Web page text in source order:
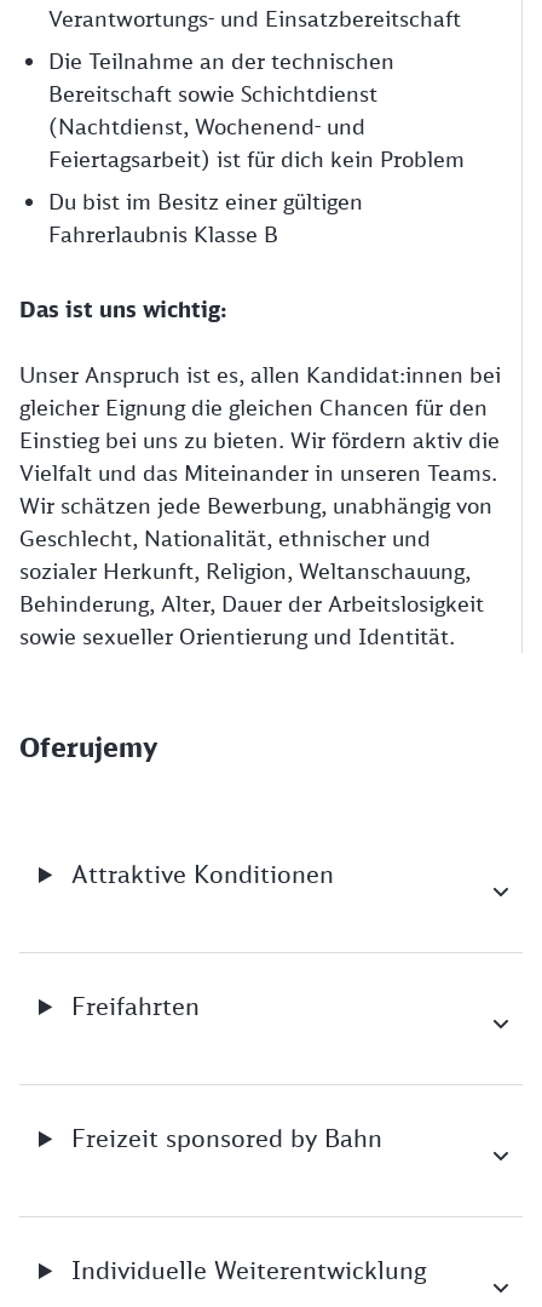
Verantwortungs- und Einsatzbereitschaft
Die Teilnahme an der technischen
Bereitschaft sowie Schichtdienst
(Nachtdienst, Wochenend- und
Feiertagsarbeit) ist für dich kein Problem
Du bist im Besitz einer gültigen
Fahrerlaubnis Klasse B
Das ist uns wichtig:
Unser Anspruch ist es, allen Kandidat:innen bei
gleicher Eignung die gleichen Chancen für den
Einstieg bei uns zu bieten. Wir fördern aktiv die
Vielfalt und das Miteinander in unseren Teams.
Wir schätzen jede Bewerbung, unabhängig von
Geschlecht, Nationalität, ethnischer und
sozialer Herkunft, Religion, Weltanschauung,
Behinderung, Alter, Dauer der Arbeitslosigkeit
sowie sexueller Orientierung und Identität.
Oferujemy
Attraktive Konditionen
Freifahrten
Freizeit sponsored by Bahn
Individuelle Weiterentwicklung